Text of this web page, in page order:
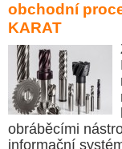
obchodní
KARAT
obráběcími
informační